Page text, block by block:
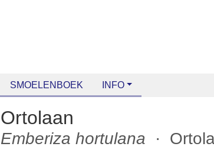
SMOELENBOEK INFO
Ortolaan
Emberiza hortulana ·